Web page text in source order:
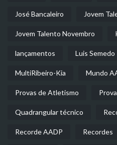
José Bancaleiro Jovem
Jovem Talento Novembro
lançamentos Luis Semedo
MultiRibeiro-Kia Mundo
Provas de Atletismo
Quadrangular técnico
Recorde AADP Recordes